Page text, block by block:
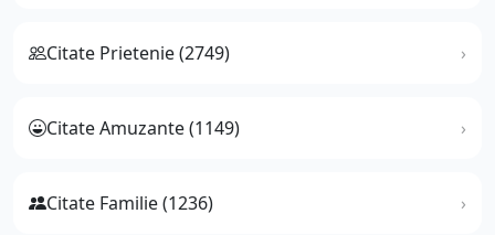
Citate Prietenie (2749)
Citate Amuzante (1149)
Citate Familie (1236)